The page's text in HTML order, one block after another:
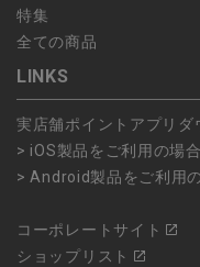
特集
全ての商品
LINKS
実店舗ポイントアプリダ
> iOS製品をご利用の場合
> Android製品をご利用
コーポレートサイト
ショップリスト